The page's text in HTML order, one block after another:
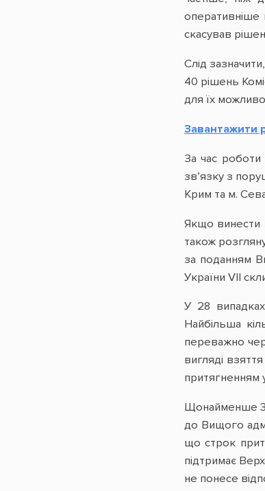
оперативніше
скасував
Слід
40 рішень
для їх
Завантажити
За час
зв’язку з
Крим та м.
Якщо винести
також
за поданням
України VII
У 28
Найбільша
переважно
вигляді
притягненням
Щонайменше 3
до Вищого
що строк
підтримає
не понесе